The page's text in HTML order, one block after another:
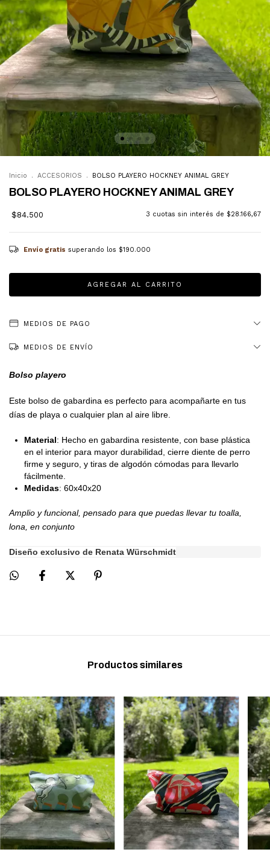
Inicio . ACCESORIOS . BOLSO PLAYERO HOCKNEY ANIMAL GREY
BOLSO PLAYERO HOCKNEY ANIMAL GREY
$84.500 3 cuotas sin interés de $28.166,67
Envío gratis superando los $190.000
MEDIOS DE PAGO
MEDIOS DE ENVÍO
Bolso playero
Este bolso de gabardina es perfecto para acompañarte en tus
días de playa o cualquier plan al aire libre.
Material: Hecho en gabardina resistente, con base plástica
en el interior para mayor durabilidad, cierre diente de perro
firme y seguro, y tiras de algodón cómodas para llevarlo
fácilmente.
Medidas: 60x40x20
Amplio y funcional, pensado para que puedas llevar tu toalla,
lona, en conjunto
Diseño exclusivo de Renata Würschmidt
Productos similares